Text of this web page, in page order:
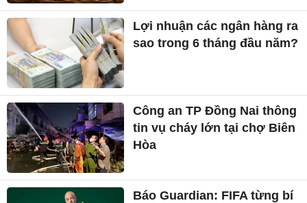
Lợi nhuận các ngân hàng ra
sao trong 6 tháng đầu năm?
Công an TP Đồng Nai thông
tin vụ cháy lớn tại chợ Biên
Hòa
Báo Guardian: FIFA từng bí